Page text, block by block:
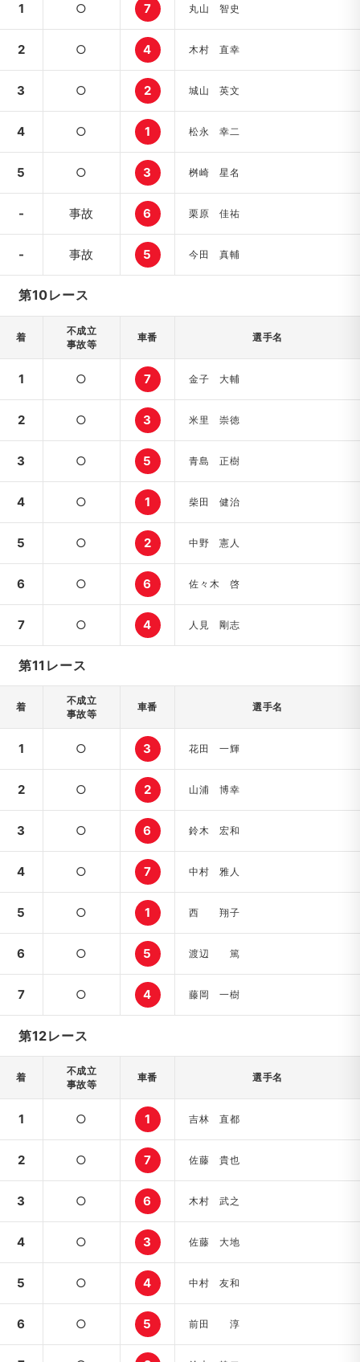
1 ○ 7 丸山 智史
2 ○ 4 木村 直幸
3 ○ 2 城山 英文
4 ○ 1 松永 幸二
5 ○ 3 桝崎 星名
- 事故 6 栗原 佳祐
- 事故 5 今田 真輔
第10レース
着
不成立
事故等
車番 選手名
1 ○ 7 金子 大輔
2 ○ 3 米里 崇徳
3 ○ 5 青島 正樹
4 ○ 1 柴田 健治
5 ○ 2 中野 憲人
6 ○ 6 佐々木 啓
7 ○ 4 人見 剛志
第11レース
着
不成立
事故等
車番 選手名
1 ○ 3 花田 一輝
2 ○ 2 山浦 博幸
3 ○ 6 鈴木 宏和
4 ○ 7 中村 雅人
5 ○ 1 西 翔子
6 ○ 5 渡辺 篤
7 ○ 4 藤岡 一樹
第12レース
着
不成立
事故等
車番 選手名
1 ○ 1 吉林 直都
2 ○ 7 佐藤 貴也
3 ○ 6 木村 武之
4 ○ 3 佐藤 大地
5 ○ 4 中村 友和
6 ○ 5 前田 淳